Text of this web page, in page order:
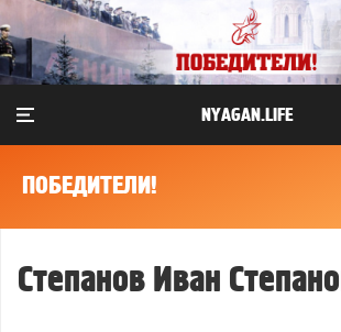
NYAGAN.LIFE
ПОБЕДИТЕЛИ!
Степанов Иван